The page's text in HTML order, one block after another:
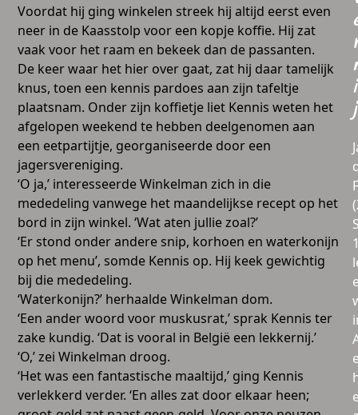
Voordat hij ging winkelen streek hij altijd eerst even
neer in de Kaasstolp voor een kopje koffie. Hij zat
vaak voor het raam en bekeek dan de passanten.
De keer waar het hier over gaat, zat hij daar tamelijk
knus, toen een kennis pardoes aan zijn tafeltje
plaatsnam. Onder zijn koffietje liet Kennis weten het
afgelopen weekend te hebben deelgenomen aan
een eetpartijtje, georganiseerde door een
jagersvereniging.
‘O ja,’ interesseerde Winkelman zich in die
mededeling vanwege het maandelijkse recept op het
bord in zijn winkel. ‘Wat aten jullie zoal?’
‘Er stond onder andere snip, korhoen en waterkonijn
op het menu’, somde Kennis op. Hij keek gewichtig
bij die mededeling.
‘Waterkonijn?’ herhaalde Winkelman dom.
‘Een ander woord voor muskusrat,’ sprak Kennis ter
zake kundig. ‘Dat is vooral in België een lekkernij.’
‘O,’ zei Winkelman droog.
‘Het was een fantastische maaltijd,’ ging Kennis
verlekkerd verder. ‘En alles zat door elkaar heen;
i
j